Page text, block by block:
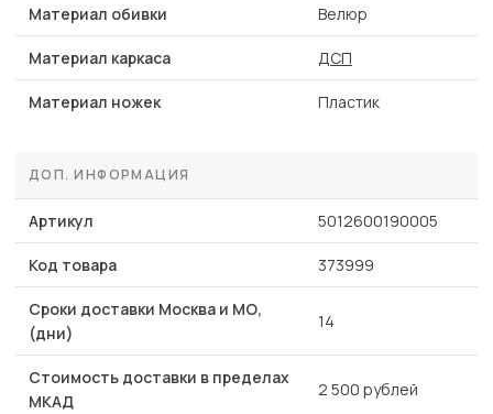
Материал обивки Велюр
Материал каркаса ДСП
Материал ножек Пластик
ДОП. ИНФОРМАЦИЯ
Артикул 5012600190005
Код товара 373999
Сроки доставки Москва и МО,
(дни)
14
Стоимость доставки в пределах
МКАД
2 500 рублей